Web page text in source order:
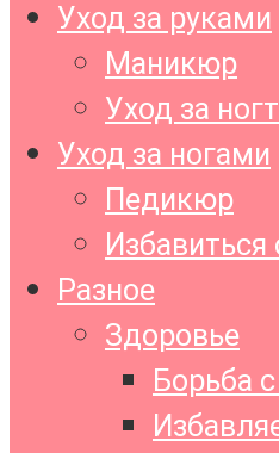
Уход за руками
Маникюр
Уход за
Уход за ногами
Педикюр
Разное
Здоровье
Борьба